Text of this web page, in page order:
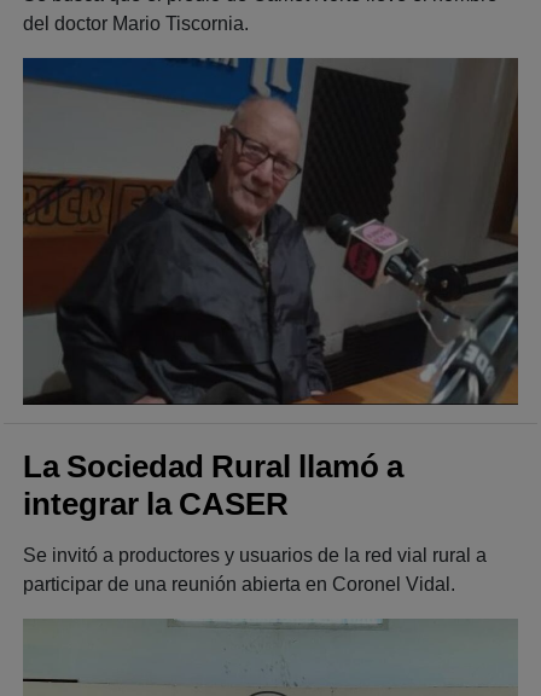
del doctor Mario Tiscornia.
La Sociedad Rural llamó a
integrar la CASER
Se invitó a productores y usuarios de la red vial rural a
participar de una reunión abierta en Coronel Vidal.